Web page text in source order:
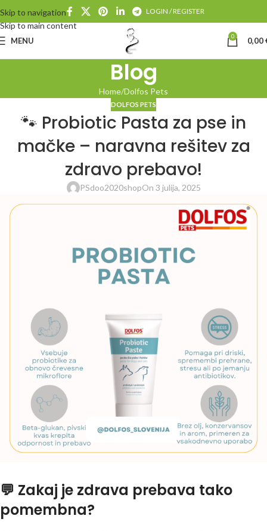
Skip to navigation
Skip to main content
LOGIN / REGISTER
MENU 0 0,00
Blog
Home Dolfos Pets
DOLFOS PETS
🐾 Probiotic Pasta za pse in
mačke – naravna rešitev za
zdravo prebavo!
PSdoo2020shopOn 3 julija, 2025
💬 Zakaj je zdrava prebava tako
pomembna?